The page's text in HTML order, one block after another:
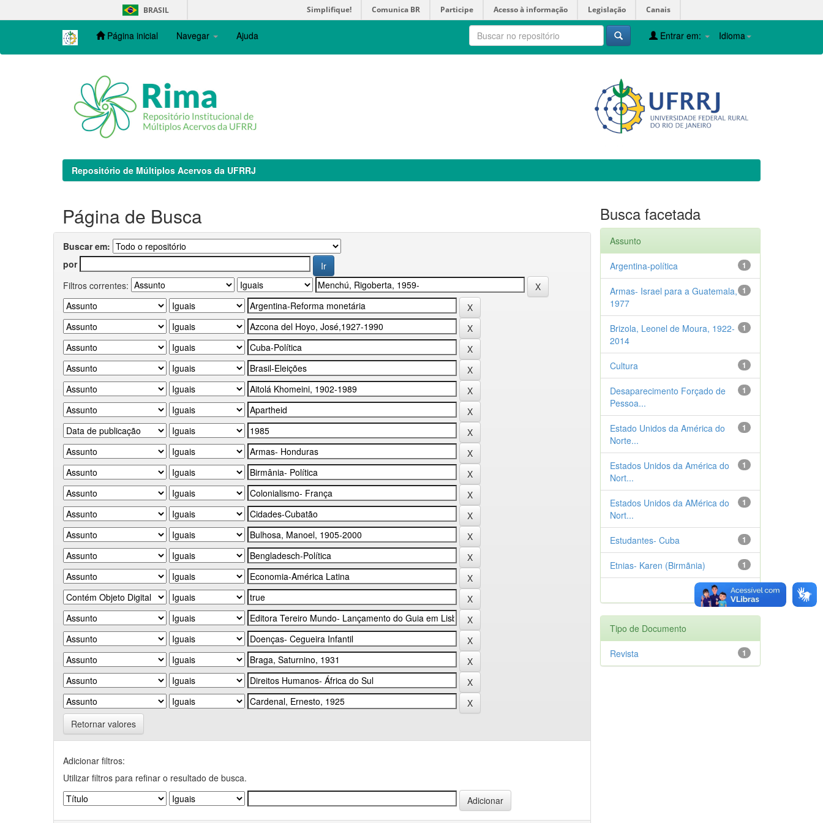
navigation
BRASIL Simplifique! Comunica BR Participe Acesso à informação Legislação Canais
Página inicial Navegar Ajuda Idioma
Entrar em:
Repositório de Múltiplos Acervos da UFRRJ
Página de Busca
Buscar em:
por
Filtros correntes:
Retornar valores
Adicionar filtros:
Utilizar filtros para refinar o resultado de busca.
Busca facetada
Assunto
1
Argentina-política
1
Armas- Israel para a Guatemala,
1977
1
Brizola, Leonel de Moura, 1922-
2014
1
Cultura
1
Desaparecimento Forçado de
Pessoa...
1
Estado Unidos da América do
Norte...
1
Estados Unidos da América do
Nort...
1
Estados Unidos da AMérica do
Nort...
1
Estudantes- Cuba
1
Etnias- Karen (Birmãnia)
próximo >
Tipo de Documento
1
Revista